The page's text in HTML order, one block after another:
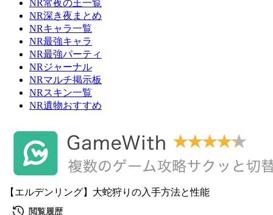
NR常夜の王一覧
NR深き夜まとめ
NRキャラ一覧
NR最強キャラ
NR最強パーティ
NRジャーナル
NRマルチ掲示板
NRスキン一覧
NR遺物おすすめ
【エルデンリング】大蛇狩りの入手方法と性能